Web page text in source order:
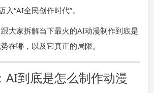
入“AI全民创作时代”。
大家拆解当下最火的AI动漫制作到底是
在哪，以及它真正的局限。
AI到底是怎么制作动漫